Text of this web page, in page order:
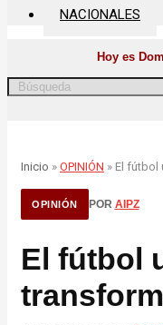
NACIONALES
Hoy es
Inicio » OPINIÓN » El fútbol
OPINIÓN POR AIPZ
El fútbol